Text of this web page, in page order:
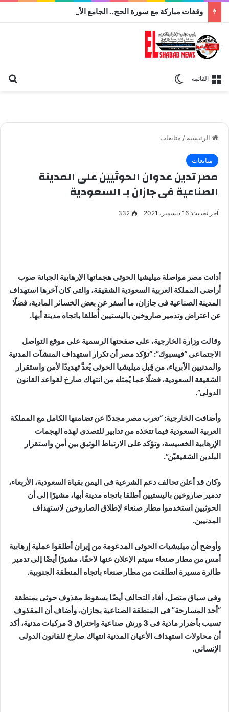
القائمة
الرئيسية / متابعات
متابعات
مصر تدين عدوان الحوثيين على المدينة
الصناعية فى جازان بـ السعودية
آخر تحديث: 16 ديسمبر، 2021 332
أدانت مصر مواصلة ميليشيا الحوثى هجماتها الإرهابية الجبانة صوب
أراضى المملكة العربية السعودية الشقيقة، والتى كان آخرها استهداف
المدينة الصناعية فى جازان، ما أسفر عن بعض الخسائر المادية، فضلًا
عن اعتراض وتدمير صاروخين باليستيين أُطلقا باتجاه مدينة أبها.
وقالت وزارة الخارجية، على صفحتها الرسمية على موقع التواصل
الاجتماعى “فيسبوك”: “تؤكد مصر أن تكرار استهداف المنشآت المدنية
والمدنيين الأبرياء، من قِبل ميليشيا الحوثى يُعدَّ تهديدًا لأمن واستقرار
الشقيقة السعودية، فضلًا عما يُمثله من انتهاك صارخ لقواعد القانون
الدولى”.
وأضافت الخارجية: “تعرب مصر مجددًا عن تضامنها الكامل مع المملكة
العربية السعودية فيما تتخذه من تدابير للتصدى لهذه الهجمات
الإرهابية الخسيسة، وتؤكد على الارتباط الوثيق بين أمن واستقرار
البلدين الشقيقيّن”.
وكان قد أعلن تحالف دعم الشرعية فى اليمن بقياة السعودية، الأربعاء،
تدمير صاروخين باليستيين أطلقا باتجاه مدينة أبها، مشيرًا إلى أن
الحوثيين استخدموا مطار صنعاء لإطلاق الصاروخين لاستهداف
المدنيين.
وأوضح أن ميليشيات الحوثى المدعومة من إيران أطلقوا عملية إرهابية
أمس من مطار صنعاء سيتم الإعلان عنها لاحقًا، مشيرًا أيضًا إلى تدمير
طائرة مسيرة انطلقت من مطار صنعاء باتجاه المنطقة الجنوبية.
وفى سياق متصل، أفاد التحالف أيضًا بسقوط مقذوف حوثى بمنطقة
“أحد المسارحة” فى المنطقة الصناعية بجازان، وأضاف أن المقذوف
تسبب بأضرار مادية فى 3 ورش صناعية واحتراق 3 مركبات مدنية، أكد
أن محاولات استهداف الأعيان المدنية انتهاك صارخ للقانون الدولى
الإنسانى.